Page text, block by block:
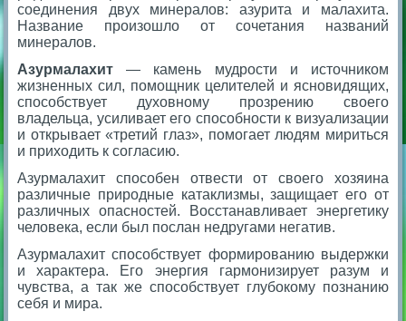
соединения двух минералов: азурита и малахита.
Название произошло от сочетания названий
минералов.
Азурмалахит — камень мудрости и источником
жизненных сил, помощник целителей и ясновидящих,
способствует духовному прозрению своего
владельца, усиливает его способности к визуализации
и открывает «третий глаз», помогает людям мириться
и приходить к согласию.
Азурмалахит способен отвести от своего хозяина
различные природные катаклизмы, защищает его от
различных опасностей. Восстанавливает энергетику
человека, если был послан недругами негатив.
Азурмалахит способствует формированию выдержки
и характера. Его энергия гармонизирует разум и
чувства, а так же способствует глубокому познанию
себя и мира.